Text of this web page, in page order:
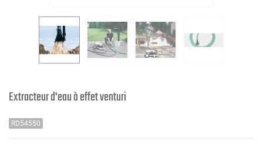
Extracteur d'eau à effet venturi
RD54550